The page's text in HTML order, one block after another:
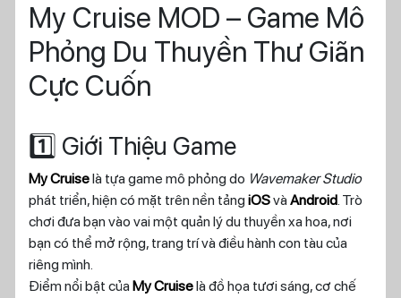
My Cruise MOD – Game Mô
Phỏng Du Thuyền Thư Giãn
Cực Cuốn
1️⃣ Giới Thiệu Game
My Cruiselà tựa game mô phỏng do Wavemaker Studio
phát triển, hiện có mặt trên nền tảng iOSvà Android. Trò
chơi đưa bạn vào vai một quản lý du thuyền xa hoa, nơi
bạn có thể mở rộng, trang trí và điều hành con tàu của
riêng mình.
Điểm nổi bật của My Cruiselà đồ họa tươi sáng, cơ chế